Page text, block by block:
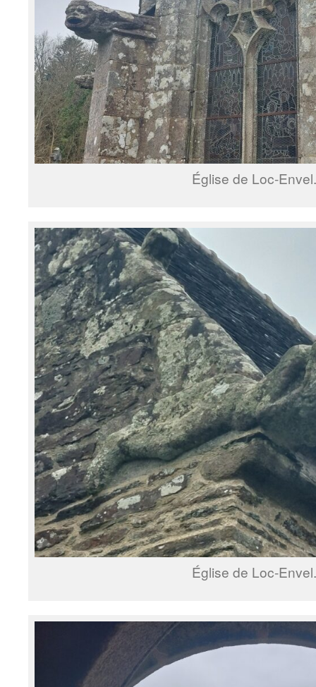
Église de Loc-Envel.
Église de Loc-Envel.